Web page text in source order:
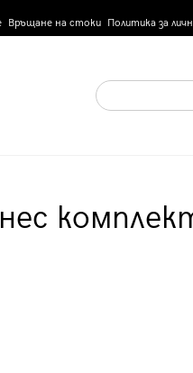
Връщане на стоки Политика за